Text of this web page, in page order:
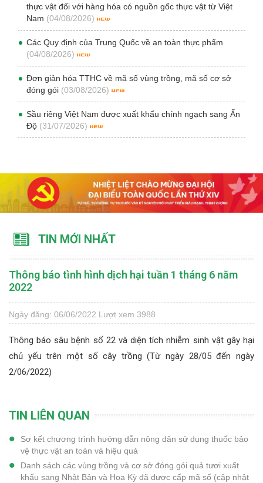
thực vật đối với hàng hóa có nguồn gốc thực vật từ Việt
Nam (04/08/2026)
Các Quy định của Trung Quốc về an toàn thực phẩm
(04/08/2026)
Đơn giản hóa TTHC về mã số vùng trồng, mã số cơ sở
đóng gói (03/08/2026)
Sầu riêng Việt Nam được xuất khẩu chính ngạch sang Ấn
Độ (31/07/2026)
TIN MỚI NHẤT
Thông báo tình hình dịch hại tuần 1 tháng 6 năm
2022
Ngày đăng: 06/06/2022 Lượt xem 3988
Thông báo sâu bệnh số 22 và diện tích nhiễm sinh vật gây hại
chủ yếu trên một số cây trồng (Từ ngày 28/05 đến ngày
2/06/2022)
TIN LIÊN QUAN
Sơ kết chương trình hướng dẫn nông dân sử dụng thuốc bảo
vệ thực vật an toàn và hiệu quả
Danh sách các vùng trồng và cơ sở đóng gói quả tươi xuất
khẩu sang Nhật Bản và Hoa Kỳ đã được cấp mã số (cập nhật